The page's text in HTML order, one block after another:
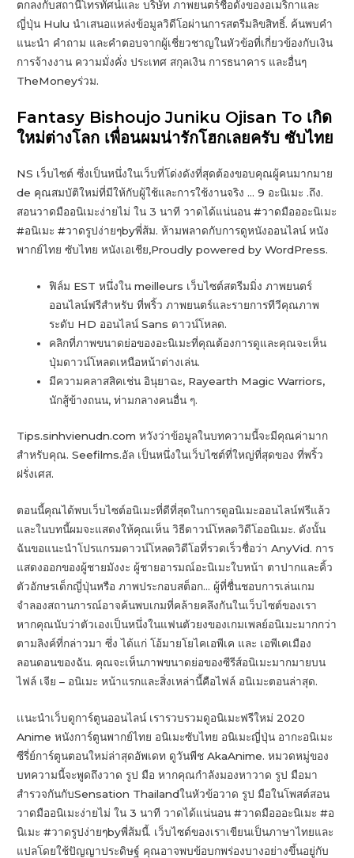
ตกลงกับสถานีโทรทัศน์และ บริษัท ภาพยนตร์ชื่อดังของอเมริกาและ
ญี่ปุ่น Hulu นำเสนอแหล่งข้อมูลวิดีโอผ่านการสตรีมลิขสิทธิ์. ค้นพบคำ
แนะนำ คำถาม และคำตอบจากผู้เชี่ยวชาญในหัวข้อที่เกี่ยวข้องกับเงิน
การจ้างงาน ความมั่งคั่ง ประเทศ สกุลเงิน การธนาคาร และอื่นๆ
TheMoneyร่วม.
Fantasy Bishoujo Juniku Ojisan To เกิด
ใหม่ต่างโลก เพื่อนผมน่ารักโฮกเลยครับ ซับไทย
NS เว็บไซต์ ซึ่งเป็นหนึ่งในเว็บที่โด่งดังที่สุดต้องขอบคุณผู้คนมากมาย
de คุณสมบัติใหม่ที่มีให้กับผู้ใช้และการใช้งานจริง … 9 อะนิเมะ .ถึง.
สอนวาดมืออนิเมะง่ายไม่ ใน 3 นาที วาดได้แน่นอน #วาดมือออะนิเมะ
#อนิเมะ #วาดรูปง่ายๆbyพี่ส้ม. ห้ามพลาดกับการดูหนังออนไลน์ หนัง
พากย์ไทย ซับไทย หนังเอเชีย,Proudly powered by WordPress.
ฟิล์ม EST หนึ่งใน meilleurs เว็บไซต์สตรีมมิ่ง ภาพยนตร์
ออนไลน์ฟรีสำหรับ ที่พริ้ว ภาพยนตร์และรายการทีวีคุณภาพ
ระดับ HD ออนไลน์ Sans ดาวน์โหลด.
คลิกที่ภาพขนาดย่อของอะนิเมะที่คุณต้องการดูและคุณจะเห็น
ปุ่มดาวน์โหลดเหนือหน้าต่างเล่น.
มีความคลาสสิคเช่น อินุยาฉะ, Rayearth Magic Warriors,
นักสู้ข้างถนน, ท่ามกลางคนอื่น ๆ.
Tips.sinhvienudn.com หวังว่าข้อมูลในบทความนี้จะมีคุณค่ามาก
สำหรับคุณ. Seefilms.อัล เป็นหนึ่งในเว็บไซต์ที่ใหญ่ที่สุดของ ที่พริ้ว
ฝรั่งเศส.
ตอนนี้คุณได้พบเว็บไซต์อนิเมะที่ดีที่สุดในการดูอนิเมะออนไลน์ฟรีแล้ว
และในบทนี้ผมจะแสดงให้คุณเห็น วิธีดาวน์โหลดวิดีโออนิเมะ. ดังนั้น
ฉันขอแนะนำโปรแกรมดาวน์โหลดวิดีโอที่รวดเร็วชื่อว่า AnyVid. การ
แสดงออกของผู้ชายมังงะ ผู้ชายอารมณ์อะนิเมะใบหน้า ตาปากและคิ้ว
ตัวอักษรเด็กญี่ปุ่นหรือ ภาพประกอบสต็อก… ผู้ที่ชื่นชอบการเล่นเกม
จำลองสถานการณ์อาจค้นพบเกมที่คล้ายคลึงกันในเว็บไซต์ของเรา
หากคุณนับว่าตัวเองเป็นหนึ่งในแฟนตัวยงของเกมเพลย์อนิเมะมากกว่า
ตามลิงค์ที่กล่าวมา ซึ่ง ได้แก่ โอ้มายโยไคเอพีเค และ เอพีเคเมือง
ลอนดอนของฉัน. คุณจะเห็นภาพขนาดย่อของซีรีส์อนิเมะมากมายบน
ไฟล์ เจีย – อนิเมะ หน้าแรกและสิ่งเหล่านี้คือไฟล์ อนิเมะตอนล่าสุด.
เเนะนำเว็บดูการ์ตูนออนไลน์ เรารวบรวมดูอนิเมะฟรีใหม่ 2020
Anime หนังการ์ตูนพากย์ไทย อนิเมะซับไทย อนิเมะญี่ปุ่น อากะอนิเมะ
ซีรี่ย์การ์ตูนตอนใหม่ล่าสุดอัพเดท ดูวันพีช AkaAnime. หมวดหมู่ของ
บทความนี้จะพูดถึงวาด รูป มือ หากคุณกำลังมองหาวาด รูป มือมา
สำรวจกันกับSensation Thailandในหัวข้อวาด รูป มือในโพสต์สอน
วาดมืออนิเมะง่ายไม่ ใน 3 นาที วาดได้แน่นอน #วาดมือออะนิเมะ #อ
นิเมะ #วาดรูปง่ายๆbyพี่ส้มนี้. เว็บไซต์ของเราเขียนเป็นภาษาไทยและ
แปลโดยใช้ปัญญาประดิษฐ์ คุณอาจพบข้อบกพร่องบางอย่างขึ้นอยู่กับ